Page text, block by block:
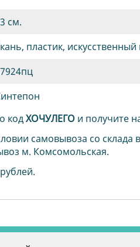
см.
пластик, искусственный
кодХОЧУЛЕГО и получите
самовывоза со
м. Комсомольская.